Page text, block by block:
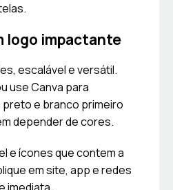
logo impactante
escalável e versátil.
use Canva para
e branco primeiro
depender de cores.
e ícones que contem a
em site, app e redes